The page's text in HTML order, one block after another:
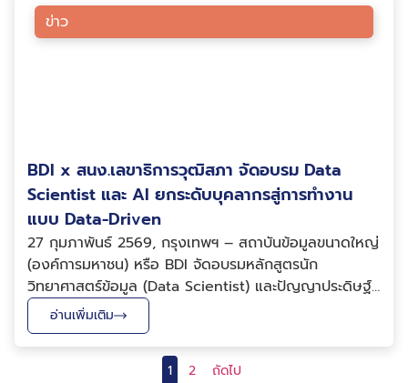
ข่าว
BDI x สนง.เลขาธิการวุฒิสภา จัดอบรม Data
Scientist และ AI ยกระดับบุคลากรสู่การทำงาน
แบบ Data-Driven
27 กุมภาพันธ์ 2569, กรุงเทพฯ – สถาบันข้อมูลขนาดใหญ่
(องค์การมหาชน) หรือ BDI จัดอบรมหลักสูตรนัก
วิทยาศาสตร์ข้อมูล (Data Scientist) และปัญญาประดิษฐ์
(AI) สำหรับบุคลากรสำนักงานเลขาธิการวุฒิสภา โดยมี
ดร.ขวัญศิริ ศิริมังคลา และ ดร.อังคณา พรหมราช นักการ
ศึกษาด้านนวัตกรรมข้อมูลอาวุโส ฝ่ายพัฒนากำลังคน พ...
อ่านเพิ่มเติม
1 2 ถัดไป